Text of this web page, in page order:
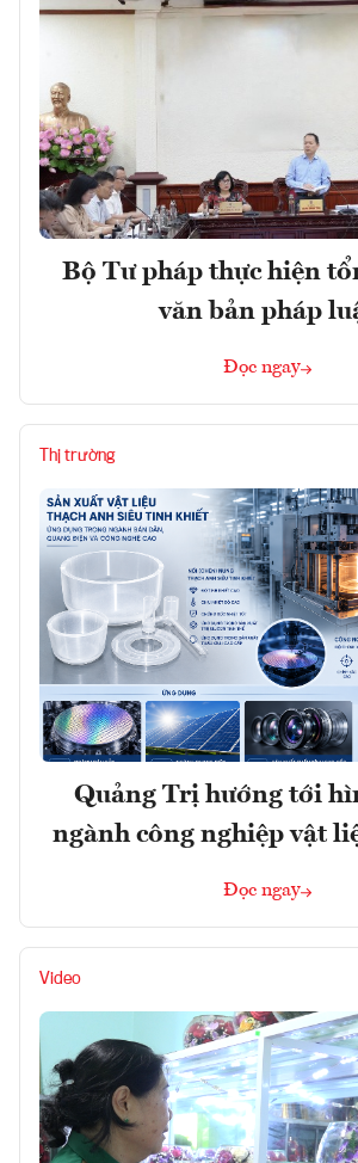
Bộ Tư pháp thực hiện
văn bản pháp
Đọc ngay
Thị trường
Quảng Trị hướng tới
ngành công nghiệp vật
Đọc ngay
Video